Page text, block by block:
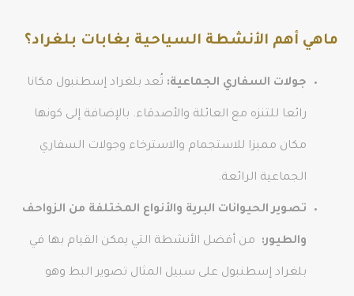
ماهي أهم الأنشطة السياحية بغابات بلغراد؟
جولات السفاري الجماعية: تُعد بلغراد إسطنبول مكانا
رائعا للتنزه مع العائلة والأصدقاء. بالإضافة إلى كونها
مكان مميزا للاستجمام والاسترخاء وجولات السفاري
الجماعية الرائعة.
تصوير الحيوانات البرية والأنواع المختلفة من الزواحف
والطيور: من أفضل الأنشطة التي يمكن القيام بها في
بلغراد إسطنبول على سبيل المثال تصوير البط وهو